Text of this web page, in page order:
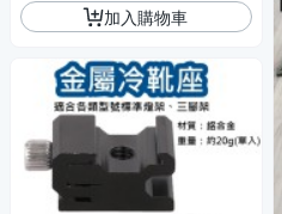
加入購物車